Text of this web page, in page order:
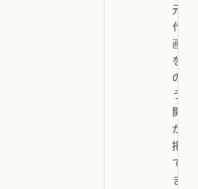
元の
作業
画面
をど
のよ
うに
開く
かを
把握
でき
ま